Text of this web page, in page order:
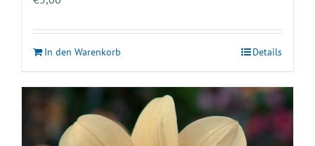
In den Warenkorb Details